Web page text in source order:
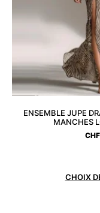
ENSEMBLE JUPE
MANCHES
CHF
CHOIX